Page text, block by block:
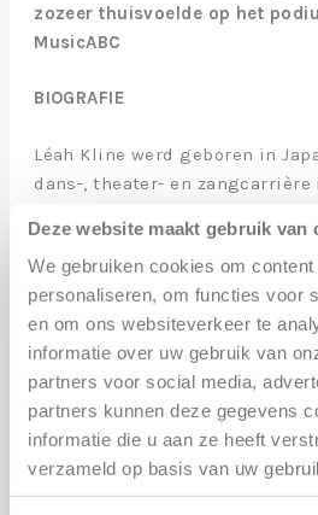
Deze website maakt gebruik van
We gebruiken cookies om
personaliseren, om functies voor
en om ons websiteverkeer te
informatie over uw gebruik van
partners voor social media,
partners kunnen deze gegevens
informatie die u aan ze heeft
verzameld op basis van uw
zozeer thuisvoelde op het
MusicABC
BIOGRAFIE
Léah Kline werd geboren in
dans-, theater- en zangcarrière
uiteindelijk in Amsterdam.‘In
Amsterdam terechtgekomen,
nieuwe creatieve uitdaging’,
In Nederland vond ze werk in
musicalproducties, onder meer
den Ende. In de zelfde tijd
sessies te zoeken. Kort daarna
tournees gemaakt door
eigen show “Leah Kline in